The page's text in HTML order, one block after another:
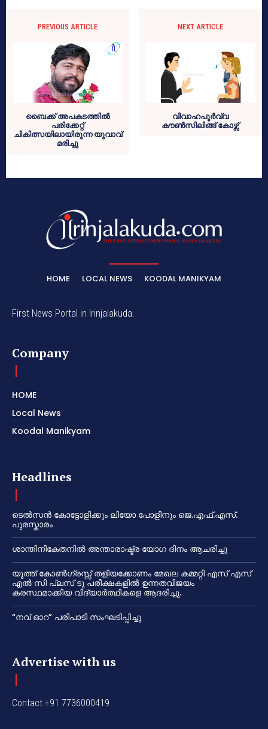
PREVIOUS ARTICLE
ബൈക്ക് അപകടത്തില്‍
പരിക്കേറ്റ്
ചികിത്സയിലായിരുന്ന യുവാവ്
മരിച്ചു
NEXT ARTICLE
വിവാഹപൂര്‍വ്വ
കൗണ്‍സിലിങ്ങ് കോഴ്സ്
HOME LOCAL NEWS KOODAL MANIKYAM
First News Portal in Irinjalakuda.
Company
HOME
Local News
Koodal Manikyam
Headlines
ടെൽസൻ കോട്ടോളിക്കും ലിയോ പോളിനും ജെ.എഫ്.എസ്.
പുരസ്കാരം
ശാന്തിനികേതനിൽ അന്താരാഷ്ട്ര യോഗ ദിനം ആചരിച്ചു
യൂത്ത് കോൺഗ്രസ്സ് തളിയക്കോണം മേഖല കമ്മറ്റി എസ് എസ്
എൽ സി പ്ലസ് ടു പരീക്ഷകളിൽ ഉന്നതവിജയം
കരസ്ഥമാക്കിയ വിദ്യാർത്ഥികളെ ആദരിച്ചു.
“നവ് ഓറ” പരിപാടി സംഘടിപ്പിച്ചു
Advertise with us
Contact +91 7736000419